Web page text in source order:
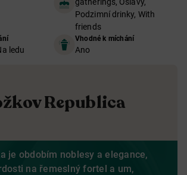
Podzimní drinky, With
friends
ledu
Vhodné k míchání
Ano
Republica
je obdobím noblesy a elegance,
na řemeslný fortel a um,